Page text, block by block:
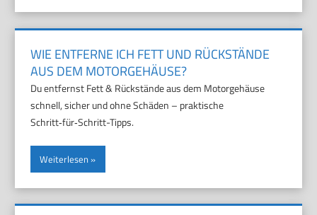
WIE ENTFERNE ICH FETT UND RÜCKSTÄNDE
AUS DEM MOTORGEHÄUSE?
Du entfernst Fett & Rückstände aus dem Motorgehäuse
schnell, sicher und ohne Schäden – praktische
Schritt‑für‑Schritt-Tipps.
Weiterlesen